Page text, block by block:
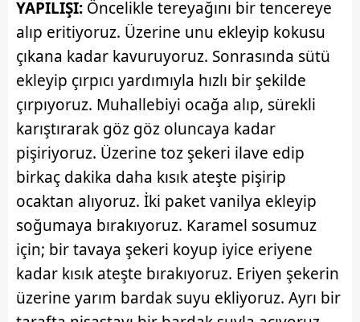
YAPILIŞI: Öncelikle tereyağını bir tencereye
alıp eritiyoruz. Üzerine unu ekleyip kokusu
çıkana kadar kavuruyoruz. Sonrasında sütü
ekleyip çırpıcı yardımıyla hızlı bir şekilde
çırpıyoruz. Muhallebiyi ocağa alıp, sürekli
karıştırarak göz göz oluncaya kadar
pişiriyoruz. Üzerine toz şekeri ilave edip
birkaç dakika daha kısık ateşte pişirip
ocaktan alıyoruz. İki paket vanilya ekleyip
soğumaya bırakıyoruz. Karamel sosumuz
için; bir tavaya şekeri koyup iyice eriyene
kadar kısık ateşte bırakıyoruz. Eriyen şekerin
üzerine yarım bardak suyu ekliyoruz. Ayrı bir